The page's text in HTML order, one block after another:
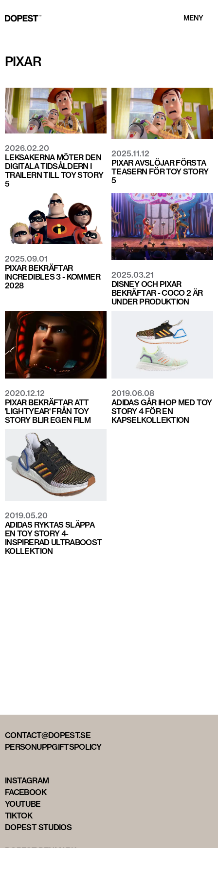
MENY
PIXAR
2026.02.20
LEKSAKERNA MÖTER DEN
DIGITALA TIDSÅLDERN I
TRAILERN TILL TOY STORY
5
2025.11.12
PIXAR AVSLÖJAR FÖRSTA
TEASERN FÖR TOY STORY
5
2025.09.01
PIXAR BEKRÄFTAR
INCREDIBLES 3 - KOMMER
2028
2025.03.21
DISNEY OCH PIXAR
BEKRÄFTAR - COCO 2 ÄR
UNDER PRODUKTION
2020.12.12
PIXAR BEKRÄFTAR ATT
'LIGHTYEAR' FRÅN TOY
STORY BLIR EGEN FILM
2019.06.08
ADIDAS GÅR IHOP MED TOY
STORY 4 FÖR EN
KAPSELKOLLEKTION
2019.05.20
ADIDAS RYKTAS SLÄPPA
EN TOY STORY 4-
INSPIRERAD ULTRABOOST
KOLLEKTION
CONTACT@DOPEST.SE
PERSONUPPGIFTSPOLICY
INSTAGRAM
FACEBOOK
YOUTUBE
TIKTOK
DOPEST STUDIOS
DOPEST DENMARK